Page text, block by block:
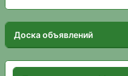
Доска объявлений